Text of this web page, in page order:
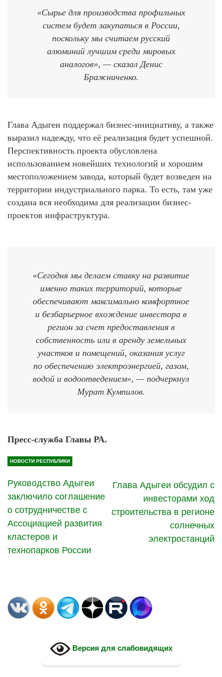
«Сырье для производства профильных
систем будет закупаться в России,
поскольку мы считаем русский
алюминий лучшим среди мировых
аналогов», — сказал Денис
Бражниченко.
Глава Адыгеи поддержал бизнес-инициативу, а также
выразил надежду, что её реализация будет успешной.
Перспективность проекта обусловлена
использованием новейших технологий и хорошим
местоположением завода, который будет возведен на
территории индустриального парка. То есть, там уже
создана вся необходима для реализации бизнес-
проектов инфраструктура.
«Сегодня мы делаем ставку на развитие
именно таких территорий, которые
обеспечивают максимально комфортное
и безбарьерное вхождение инвестора в
регион за счет предоставления в
собственность или в аренду земельных
участков и помещений, оказания услуг
по обеспечению электроэнергией, газом,
водой и водоотведением», — подчеркнул
Мурат Кумпилов.
Пресс-служба Главы РА.
НОВОСТИ РЕСПУБЛИКИ
Руководство Адыгеи
заключило соглашение
о сотрудничестве с
Ассоциацией развития
кластеров и
технопарков России
Глава Адыгеи обсудил с
инвесторами ход
строительства в регионе
солнечных
электростанций
Версия для слабовидящих